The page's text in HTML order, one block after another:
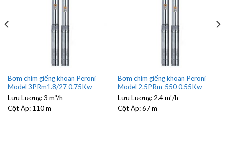
Bơm chìm giếng khoan Peroni
Model 3PRm1.8/27 0.75Kw
Lưu Lượng:3 m³/h
Cột Áp: 110 m
Bơm chìm giếng khoan Peroni
Model 2.5PRm-550 0.55Kw
Lưu Lượng:2.4 m³/h
Cột Áp:67 m